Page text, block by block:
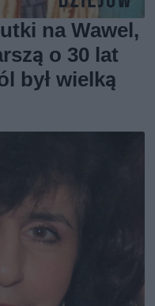
na Wawel,
o 30 lat
był wielką